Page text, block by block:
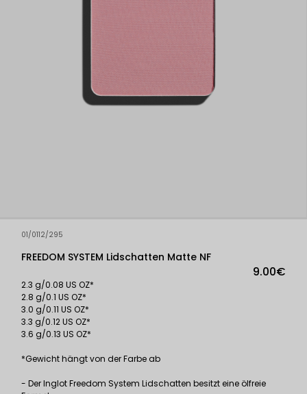
01/0112/295
FREEDOM SYSTEM Lidschatten Matte NF
9.00€
2.3 g/0.08 US OZ*
2.8 g/0.1 US OZ*
3.0 g/0.11 US OZ*
3.3 g/0.12 US OZ*
3.6 g/0.13 US OZ*
*Gewicht hängt von der Farbe ab
- Der Inglot Freedom System Lidschatten besitzt eine ölfreie